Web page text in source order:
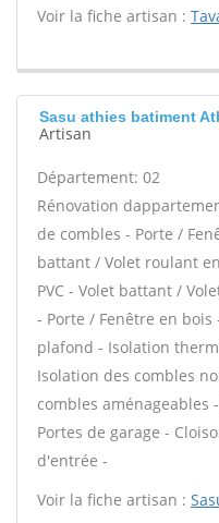
Voir la fiche artisan :
Sasu athies batiment
Artisan
Département: 02
Rénovation
de combles - Porte /
battant / Volet roulant
PVC - Volet battant /
- Porte / Fenêtre en
plafond - Isolation
Isolation des combles
combles aménageables
Portes de garage -
d'entrée -
Voir la fiche artisan :